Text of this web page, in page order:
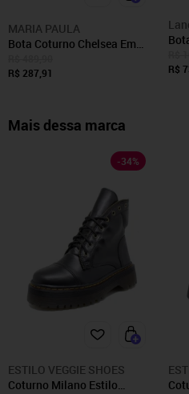
MARIA PAULA
Bota Coturno Chelsea Em
Médio Preto
R$ 287,91
R$
Mais dessa marca
-34%
ESTILO VEGGIE SHOES
Coturno Milano Estilo